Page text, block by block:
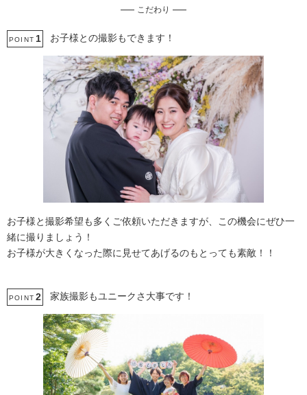
ペットと撮影
事前来店なしで撮影
豊富な白無垢
こだわり
POINT 1 お子様との撮影もできます！
お子様と撮影希望も多くご依頼いただきますが、この機会にぜひ一
緒に撮りましょう！
お子様が大きくなった際に見せてあげるのもとっても素敵！！
POINT 2 家族撮影もユニークさ大事です！